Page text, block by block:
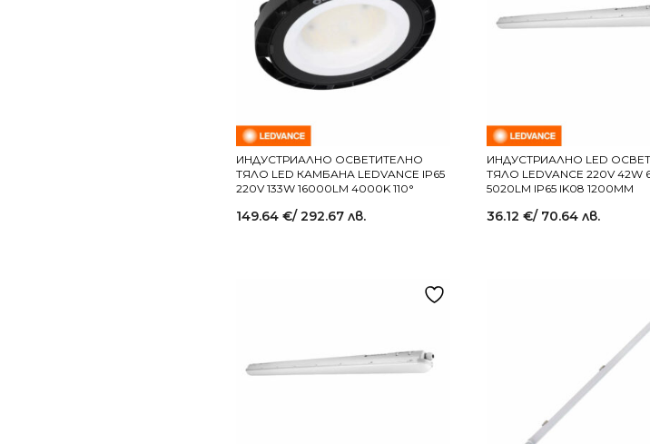
ИНДУСТРИАЛНО ОСВЕТИТЕЛНО
ТЯЛО LED КАМБАНА LEDVANCE IP65
220V 133W 16000LM 4000K 110°
149.64 €/ 292.67 лв.
ИНДУСТРИАЛНО LED
ТЯЛО LEDVANCE 220V 42W
5020LM IP65 IK08 1200MM
36.12 €/ 70.64 лв.